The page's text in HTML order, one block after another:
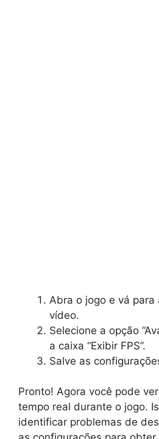
Abra o jogo e vá para
vídeo.
Selecione a opção
a caixa “Exibir FPS”.
Salve as
Pronto! Agora você pode
tempo real durante o jogo.
identificar problemas de